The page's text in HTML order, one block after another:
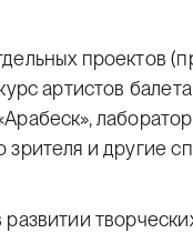
проектов
артистов
зрителя и другие